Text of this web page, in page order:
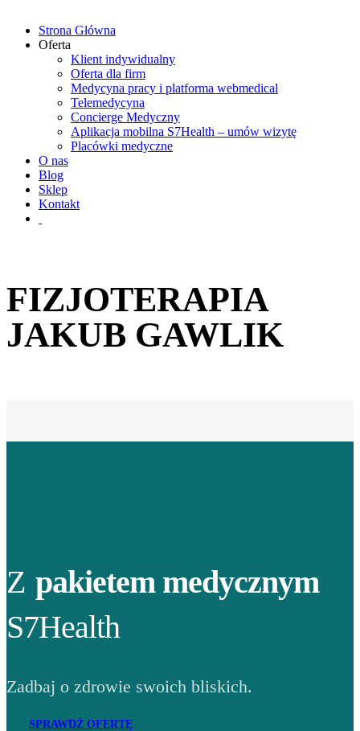
Strona Główna
Oferta
Klient indywidualny
Oferta dla firm
Medycyna pracy i platforma webmedical
Telemedycyna
Concierge Medyczny
Aplikacja mobilna S7Health – umów wizytę
Placówki medyczne
O nas
Blog
Sklep
Kontakt
FIZJOTERAPIA
JAKUB GAWLIK
Z pakietem medycznym
S7Health
Zadbaj o zdrowie swoich bliskich.
SPRAWDŹ OFERTĘ